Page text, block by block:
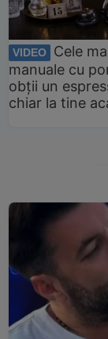
VIDEO
Cele
manuale cu
obții un
chiar la tine